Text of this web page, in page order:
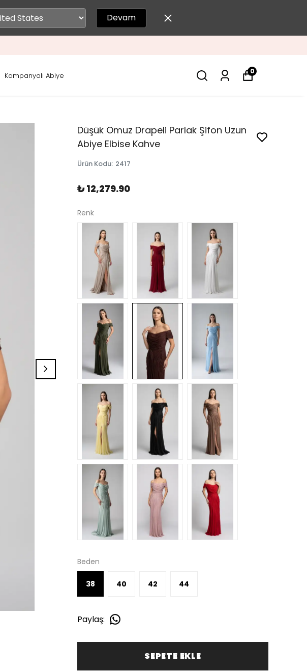
Devam
Kampanyalı Abiye 0
Düşük Omuz Drapeli Parlak Şifon Uzun
Abiye Elbise Kahve
Ürün Kodu: 2417
₺ 12,279.90
Renk
Beden
38 40 42 44
Paylaş:
SEPETE EKLE